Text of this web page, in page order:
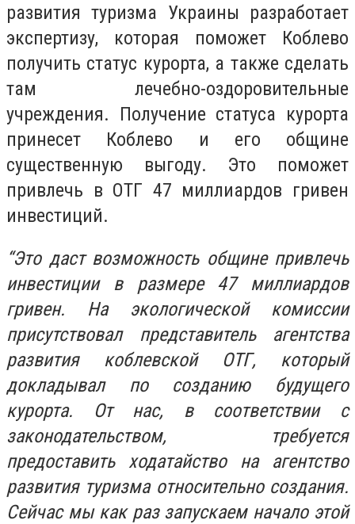
развития туризма Украины разработает
экспертизу, которая поможет Коблево
получить статус курорта, а также сделать
там лечебно-оздоровительные
учреждения. Получение статуса курорта
принесет Коблево и его общине
существенную выгоду. Это поможет
привлечь в ОТГ 47 миллиардов гривен
инвестиций.
“Это даст возможность общине привлечь
инвестиции в размере 47 миллиардов
гривен. На экологической комиссии
присутствовал представитель агентства
развития коблевской ОТГ, который
докладывал по созданию будущего
курорта. От нас, в соответствии с
законодательством, требуется
предоставить ходатайство на агентство
развития туризма относительно создания.
Сейчас мы как раз запускаем начало этой